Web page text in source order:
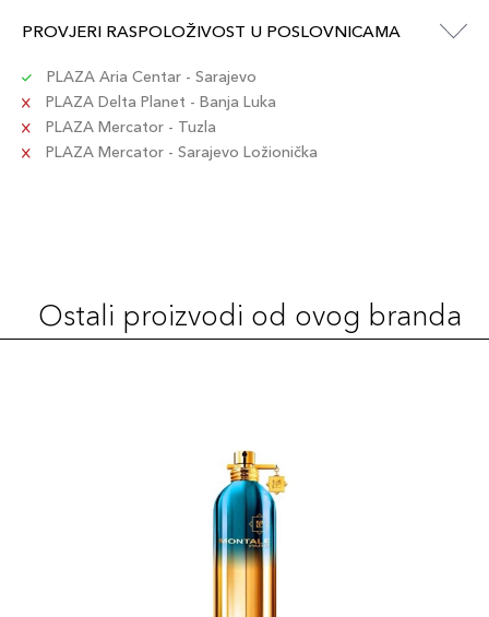
PROVJERI RASPOLOŽIVOST U POSLOVNICAMA
PLAZA Aria Centar - Sarajevo
PLAZA Delta Planet - Banja Luka
PLAZA Mercator - Tuzla
PLAZA Mercator - Sarajevo Ložionička
Ostali proizvodi od ovog branda